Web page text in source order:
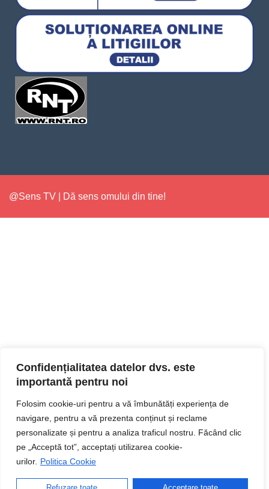
Confidențialitatea datelor dvs. este
importantă pentru noi
Folosim cookie-uri pentru a vă îmbunătăți experiența de
navigare, pentru a vă prezenta conținut și reclame
personalizate și pentru a analiza traficul nostru. Făcând clic
pe „Acceptă tot”, acceptați utilizarea cookie-
urilor. Politica Cookie
@Sens TV | Dă sens omului din tine!